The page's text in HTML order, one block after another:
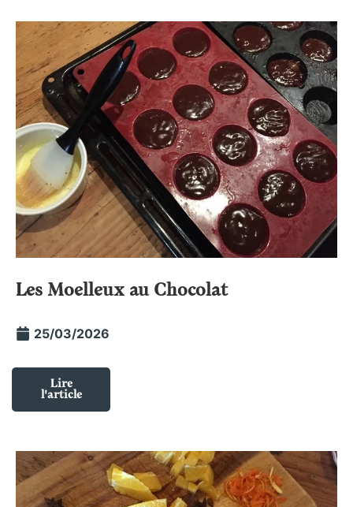
Les Moelleux au Chocolat
25/03/2026
Lire
l'article